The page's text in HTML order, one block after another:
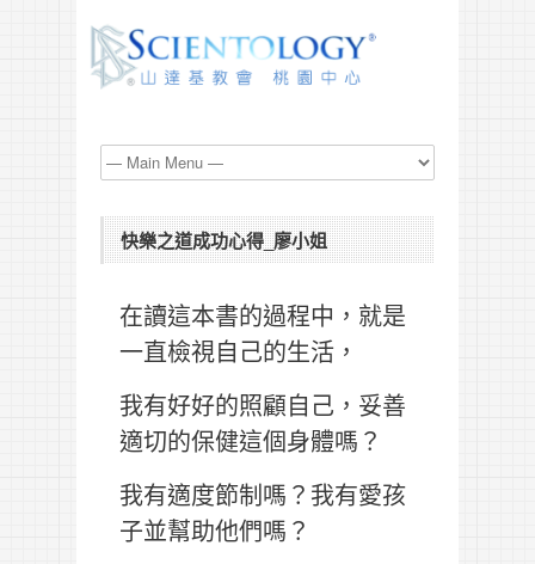
快樂之道成功心得_廖小姐
在讀這本書的過程中，就是
一直檢視自己的生活，
我有好好的照顧自己，妥善
適切的保健這個身體嗎？
我有適度節制嗎？我有愛孩
子並幫助他們嗎？